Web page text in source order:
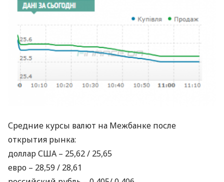
Средние курсы валют на Межбанке после
открытия рынка:
долларСША – 25,62 / 25,65
евро – 28,59 / 28,61